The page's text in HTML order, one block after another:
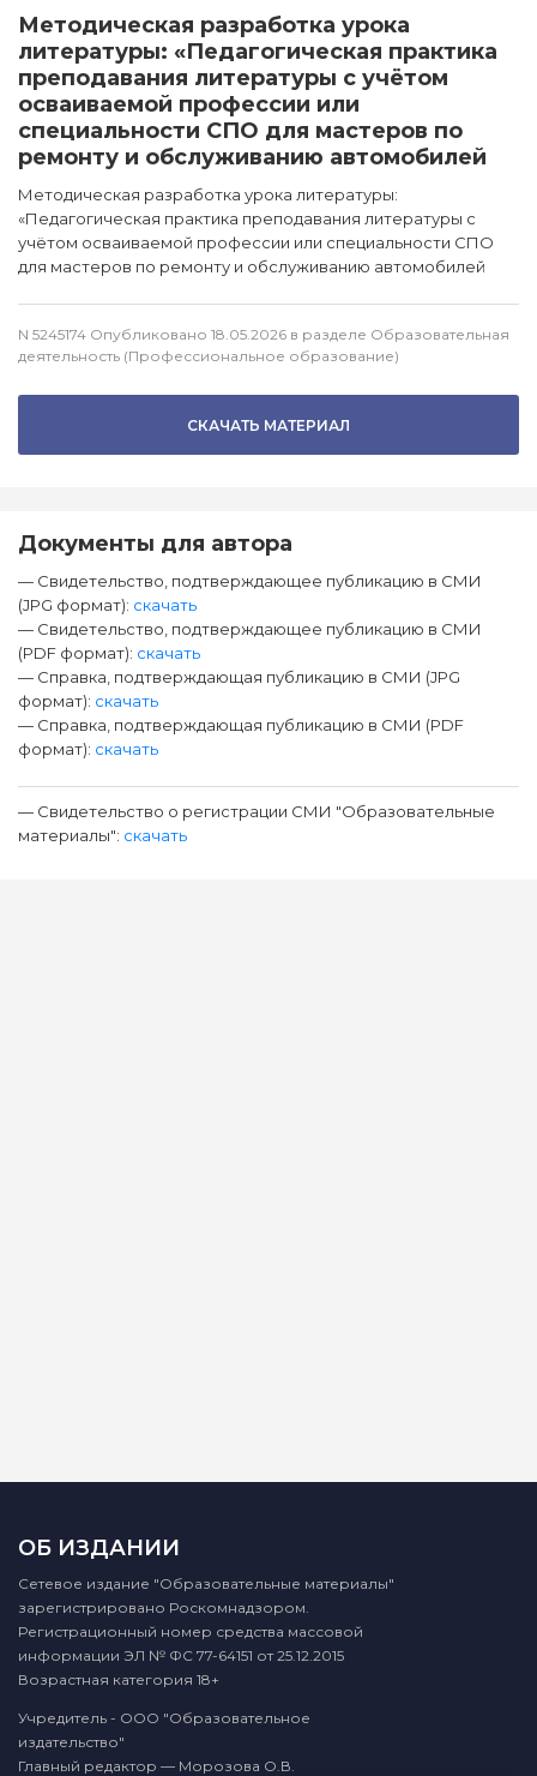
Методическая разработка урока
литературы: «Педагогическая практика
преподавания литературы с учётом
осваиваемой профессии или
специальности СПО для мастеров по
ремонту и обслуживанию автомобилей
Методическая разработка урока литературы:
«Педагогическая практика преподавания литературы с
учётом осваиваемой профессии или специальности СПО
для мастеров по ремонту и обслуживанию автомобилей
N 5245174 Опубликовано 18.05.2026 в разделе Образовательная
деятельность (Профессиональное образование)
СКАЧАТЬ МАТЕРИАЛ
Документы для автора
— Свидетельство, подтверждающее публикацию в СМИ
(JPG формат): скачать
— Свидетельство, подтверждающее публикацию в СМИ
(PDF формат): скачать
— Справка, подтверждающая публикацию в СМИ (JPG
формат): скачать
— Справка, подтверждающая публикацию в СМИ (PDF
формат): скачать
— Свидетельство о регистрации СМИ "Образовательные
материалы": скачать
ОБ ИЗДАНИИ
Сетевое издание "Образовательные материалы"
зарегистрировано Роскомнадзором.
Регистрационный номер средства массовой
информации ЭЛ № ФС 77-64151 от 25.12.2015
Возрастная категория 18+
Учредитель - ООО "Образовательное
издательство"
Главный редактор — Морозова О.В.